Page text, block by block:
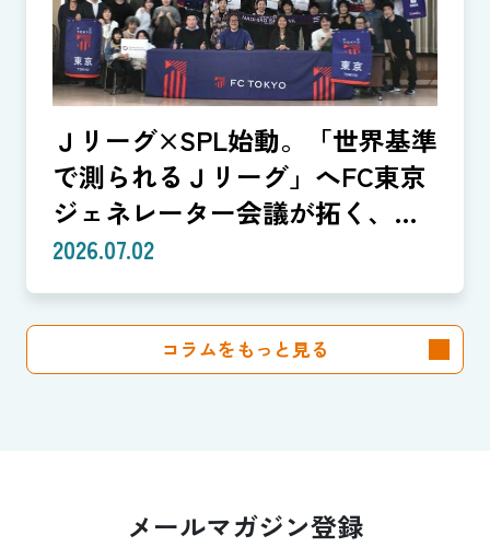
Ｊリーグ×SPL始動。「世界基準
で測られるＪリーグ」へFC東京
ジェネレーター会議が拓く、
「社会価値」を投資言語に変え
る共創モデル—SROIで「いい
話」を「説明できる成果」に。
クラブは「社会実装」のハブへ
2026.07.02
コラムをもっと見る
メールマガジン登録